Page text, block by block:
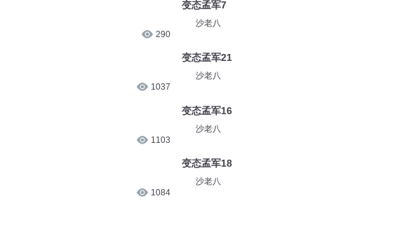
290
1037
1103
1084
变态孟军7
沙老八
变态孟军21
沙老八
变态孟军16
沙老八
变态孟军18
沙老八